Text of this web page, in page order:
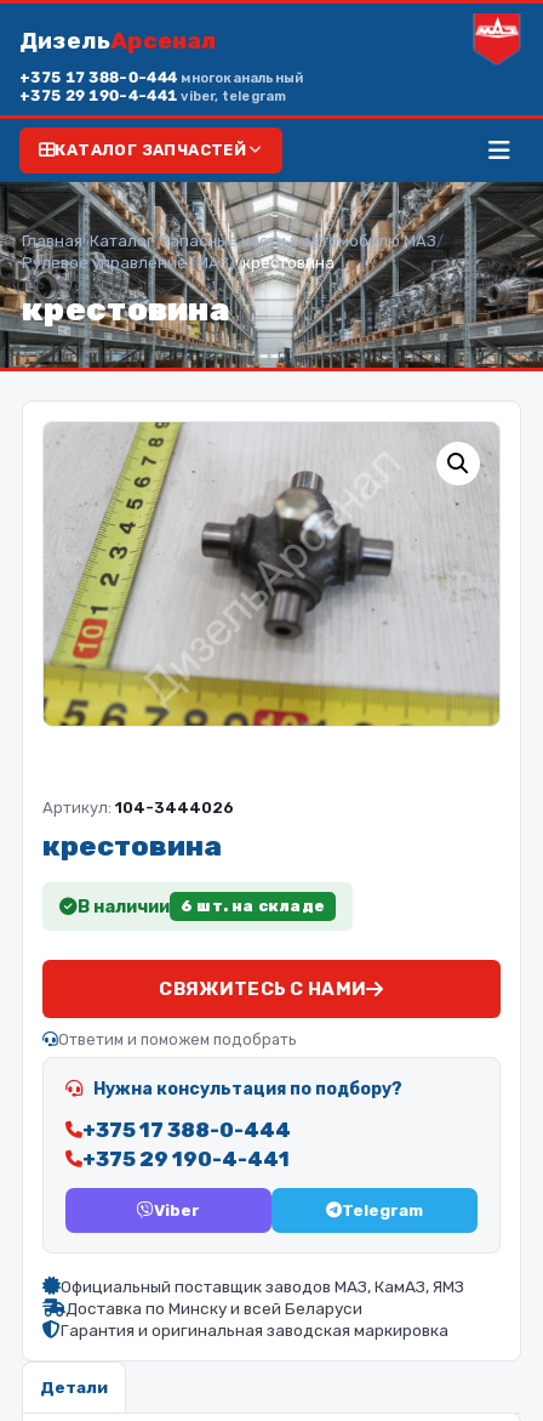
ДизельАрсенал
+375 17 388-0-444 многоканальный
+375 29 190-4-441viber, telegram
КАТАЛОГ ЗАПЧАСТЕЙ
Главная/Каталог/Запасные части к автомобилю МАЗ/
Рулевое управление (МАЗ)/крестовина
крестовина
Артикул: 104-3444026
крестовина
В наличии 6 шт. на складе
СВЯЖИТЕСЬ С НАМИ
Ответим и поможем подобрать
Нужна консультация по подбору?
+375 17 388-0-444
+375 29 190-4-441
Viber Telegram
Официальный поставщик заводов МАЗ, КамАЗ, ЯМЗ
Доставка по Минску и всей Беларуси
Гарантия и оригинальная заводская маркировка
Детали